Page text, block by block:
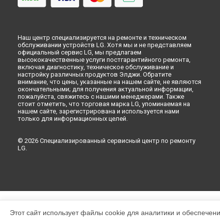
Наш центр специализируется на ремонте и техническом
обслуживании устройств LG. Хотя мы и не представляем
официальный сервис LG, мы предлагаем
высококачественные услуги постгарантийного ремонта,
включая диагностику, техническое обслуживание и
настройку различных продуктов Элджи. Обратите
внимание, что цены, указанные на нашем сайте, не являются
окончательными; для получения актуальной информации,
пожалуйста, свяжитесь с нашими менеджерами. Также
стоит отметить, что торговая марка LG, упоминаемая на
нашем сайте, зарегистрирована и используется нами
только для информационных целей.
© 2026 Специализированный сервисный центр по ремонту
LG.
Этот сайт использует файлы cookie для аналитики и